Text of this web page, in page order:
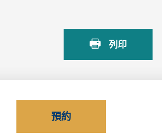
列印
預約